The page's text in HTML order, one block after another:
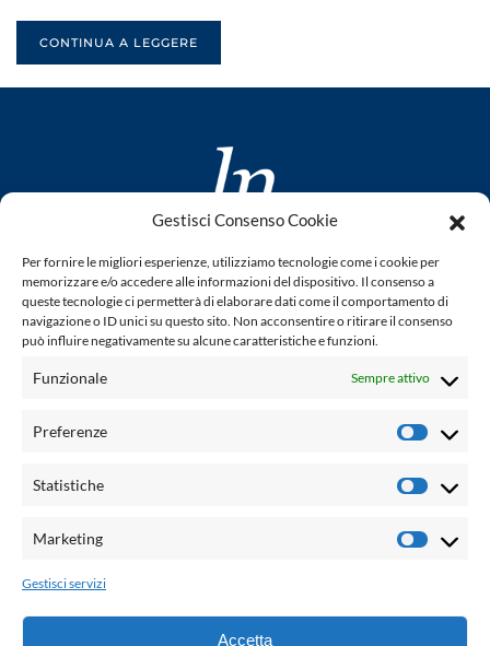
Gestisci Consenso Cookie
Per fornire le migliori esperienze, utilizziamo tecnologie come i cookie per
memorizzare e/o accedere alle informazioni del dispositivo. Il consenso a
queste tecnologie ci permetterà di elaborare dati come il comportamento di
navigazione o ID unici su questo sito. Non acconsentire o ritirare il consenso
può influire negativamente su alcune caratteristiche e funzioni.
Funzionale Sempre attivo
Preferenze
Statistiche
Marketing
Gestisci servizi
Accetta
CONTINUA A LEGGERE
www.laletteraturaenoi.it
fondato da Romano Luperini
Questo blog non rappresenta una testata giornalistica in
quanto viene aggiornato senza alcuna periodicità. Non può
legge n° 62 del 7.03.2001. L'autore non è responsabile per
email:
Grafica e web:Salvatore Leto